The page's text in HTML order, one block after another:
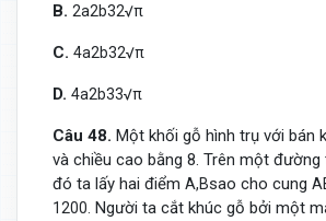
B. 2a2b32√π
C. 4a2b32√π
D. 4a2b33√π
Câu 48. Một khối gỗ hình trụ với bán
và chiều cao bằng 8. Trên một
đó ta lấy hai điểm A,Bsao cho cung A
1200. Người ta cắt khúc gỗ bởi một